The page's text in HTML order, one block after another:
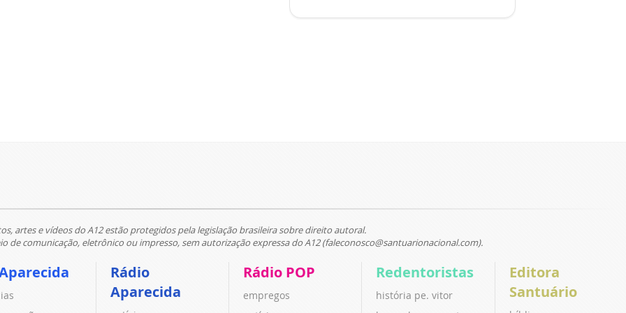
artes e vídeos do A12 estão protegidos pela legislação brasileira sobre direito autoral.
comunicação, eletrônico ou impresso, sem autorização expressa do A12 (faleconosco@santuarionacional.com).
Rádio
Aparecida
Rádio POP
empregos
Redentoristas
história pe. vitor
Editora
Santuário